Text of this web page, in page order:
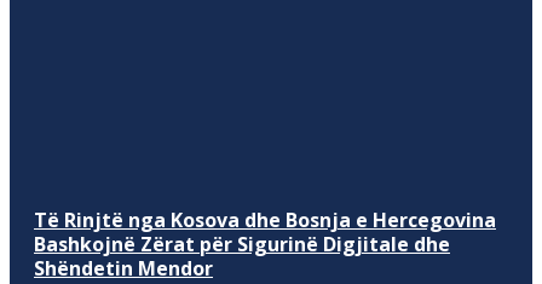
Të Rinjtë nga Kosova dhe Bosnja e Hercegovina
Bashkojnë Zërat për Sigurinë Digjitale dhe
Shëndetin Mendor